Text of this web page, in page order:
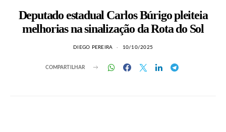
Deputado estadual Carlos Búrigo pleiteia
melhorias na sinalização da Rota do Sol
DIEGO PEREIRA 10/10/2025
COMPARTILHAR